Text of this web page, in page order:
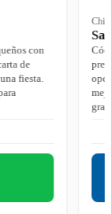
con
de
fiesta.